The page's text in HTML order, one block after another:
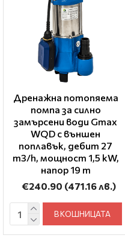
Дренажна потопяема
помпа за силно
замърсени води Gmax
WQD с външен
поплавък, дебит 27
m3/h, мощност 1,5 kW,
напор 19 m
€240.90 (471.16 лв.)
В КОШНИЦАТА